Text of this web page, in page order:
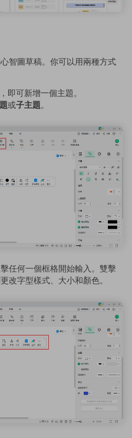
智圖草稿。你可以用兩種方式
即可新增一個主題。
或子主題。
任何一個框格開始輸入。雙擊
改字型樣式、大小和顏色。